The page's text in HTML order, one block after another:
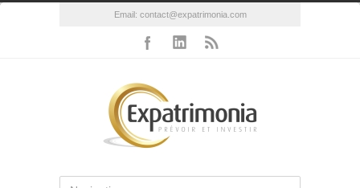
Email: contact@expatrimonia.com